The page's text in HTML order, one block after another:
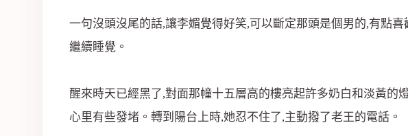
一句沒頭沒尾的話,讓李媚覺得好笑,可以斷定那頭是個男的,有點
繼續睡覺。
醒來時天已經黑了,對面那幢十五層高的樓亮起許多奶白和淡黃
心里有些發堵。轉到陽台上時,她忍不住了,主動撥了老王的電話。